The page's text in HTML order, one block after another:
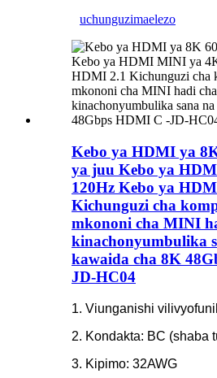
uchunguzimaelezo
Kebo ya HDMI ya
ya juu Kebo ya
120Hz Kebo ya
Kichunguzi cha
mkononi cha MINI
kinachonyumbulika
kawaida cha 8K
JD-HC04
1. Viunganishi
2. Kondakta: BC (shaba
3. Kipimo: 32AWG